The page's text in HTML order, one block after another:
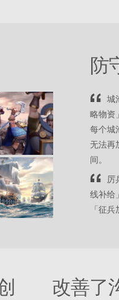
防
城
略物资
每个城
无法再
间。
厉
线补给
「征
改善了